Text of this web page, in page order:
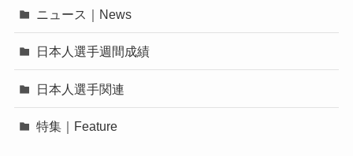
ニュース｜News
日本人選手週間成績
日本人選手関連
特集｜Feature